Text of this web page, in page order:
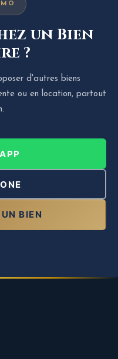
un Bien
?
d'autres biens
ou en location, partout
BIEN